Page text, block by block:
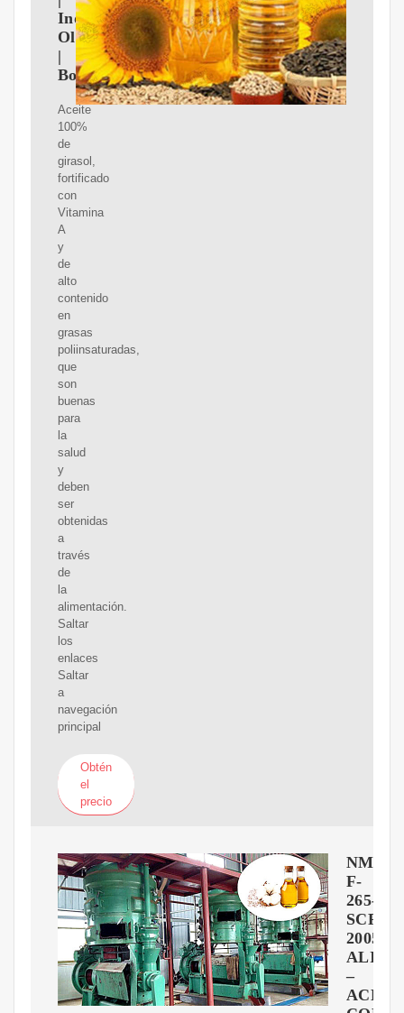
Industrias
Oleaginosas
|
Bolivia
Aceite
100%
de
girasol,
fortificado
con
Vitamina
A
y
de
alto
contenido
en
grasas
poliinsaturadas,
que
son
buenas
para
la
salud
y
deben
ser
obtenidas
a
través
de
la
alimentación.
Saltar
los
enlaces
Saltar
a
navegación
principal
Obtén
el
precio
NMX-
F-
265-
SCFI-
2005
–